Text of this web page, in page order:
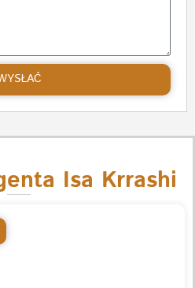
Isa Krrashi